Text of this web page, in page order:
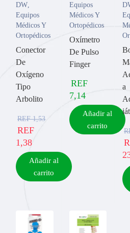
DW
Equipos
Médicos Y
Ortopédicos
Conector
De
Oxígeno
Tipo
Arbolito
REF1,53
REF
1,38
Añadir al
carrito
Equipos
Médicos Y
Ortopédicos
Oxímetro
De Pulso
Finger
REF
7,14
Añadir al
carrito
a